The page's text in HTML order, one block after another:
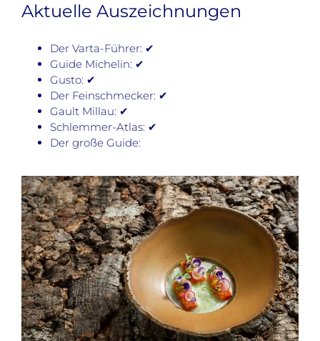
Aktuelle Auszeichnungen
Der Varta-Führer: ✔
Guide Michelin: ✔
Gusto: ✔
Der Feinschmecker: ✔
Gault Millau: ✔
Schlemmer-Atlas: ✔
Der große Guide: